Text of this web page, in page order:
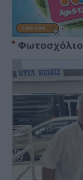
Φωτοσχόλιο